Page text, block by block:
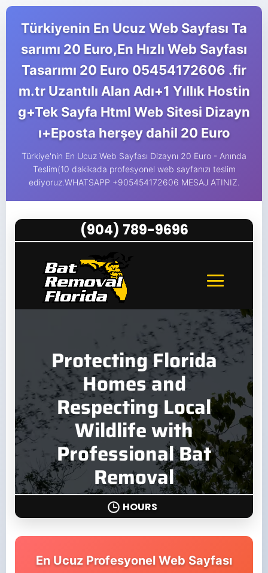
Türkiyenin En Ucuz Web Sayfası Ta
sarımı 20 Euro,En Hızlı Web Sayfası
Tasarımı 20 Euro 05454172606 .fir
m.tr Uzantılı Alan Adı+1 Yıllık Hostin
g+Tek Sayfa Html Web Sitesi Dizayn
ı+Eposta herşey dahil 20 Euro
Türkiye'nin En Ucuz Web Sayfası Dizaynı 20 Euro - Anında
Teslim(10 dakikada profesyonel web sayfanızı teslim
ediyoruz.WHATSAPP +905454172606 MESAJ ATINIZ.
En Ucuz Profesyonel Web Sayfası